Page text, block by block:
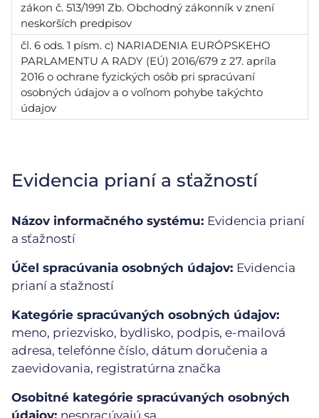
zákon č. 513/1991 Zb. Obchodný zákonník v znení
neskorších predpisov
čl. 6 ods. 1 písm. c) NARIADENIA EURÓPSKEHO
PARLAMENTU A RADY (EÚ) 2016/679 z 27. apríla
2016 o ochrane fyzických osôb pri spracúvaní
osobných údajov a o voľnom pohybe takýchto
údajov
Evidencia prianí a sťažností
Názov informačného systému: Evidencia prianí
a sťažností
Účel spracúvania osobných údajov: Evidencia
prianí a sťažností
Kategórie spracúvaných osobných údajov:
meno, priezvisko, bydlisko, podpis, e-mailová
adresa, telefónne číslo, dátum doručenia a
zaevidovania, registratúrna značka
Osobitné kategórie spracúvaných osobných
údajov: nespracúvajú sa